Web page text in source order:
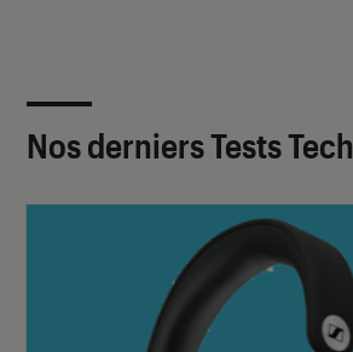
Nos derniers Tests Tech